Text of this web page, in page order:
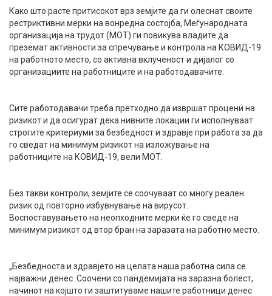
Како што расте притисокот врз земјите да ги олеснат своите
рестриктивни мерки на вонредна состојба, Меѓународната
организација на трудот (МОТ) ги повикува владите да
преземат активности за спречување и контрола на КОВИД-19
на работното место, со активна вклученост и дијалог со
организациите на работниците и на работодавачите.
Сите работодавачи треба претходно да извршат процени на
ризикот и да осигурат дека нивните локации ги исполнуваат
строгите критериуми за безбедност и здравје при работа за да
го сведат на минимум ризикот на изложување на
работниците на КОВИД-19, вели МОТ.
Без такви контроли, земјите се соочуваат со многу реален
ризик од повторно избувнување на вирусот.
Воспоставувањето на неопходните мерки ќе го сведе на
минимум ризикот од втор бран на заразата на работно место.
„Безбедноста и здравјето на целата наша работна сила се
најважни денес. Соочени со пандемијата на заразна болест,
начинот на којшто ги заштитуваме нашите работници денес